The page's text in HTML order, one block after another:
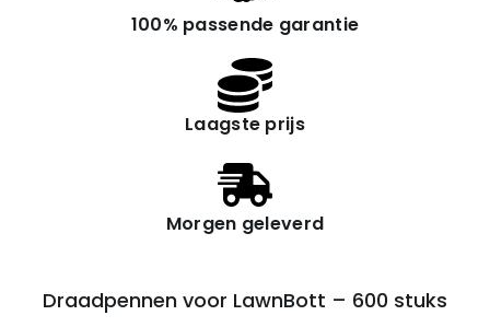
100% passende garantie
Laagste prijs
Morgen geleverd
Draadpennen voor LawnBott – 600 stuks